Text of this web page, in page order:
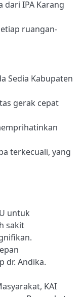
IPA Karang
ruangan-
Sedia Kabupaten
gerak cepat
terkecuali, yang
untuk
sakit
dr. Andika.
KAI